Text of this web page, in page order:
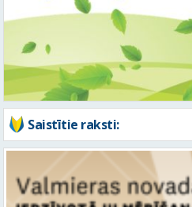
Saistītie raksti: